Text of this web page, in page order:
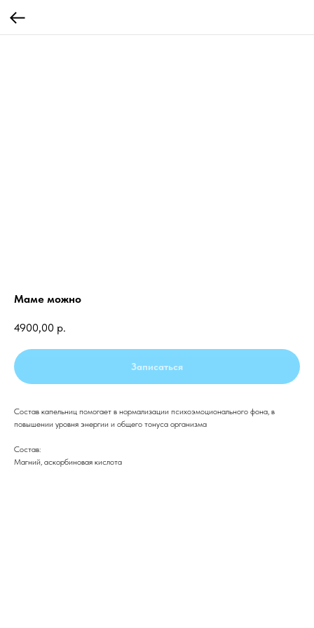
Маме можно
4900,00 р.
Записаться
Состав капельниц помогает в нормализации психоэмоционального фона, в
повышении уровня энергии и общего тонуса организма
Состав:
Магний, аскорбиновая кислота